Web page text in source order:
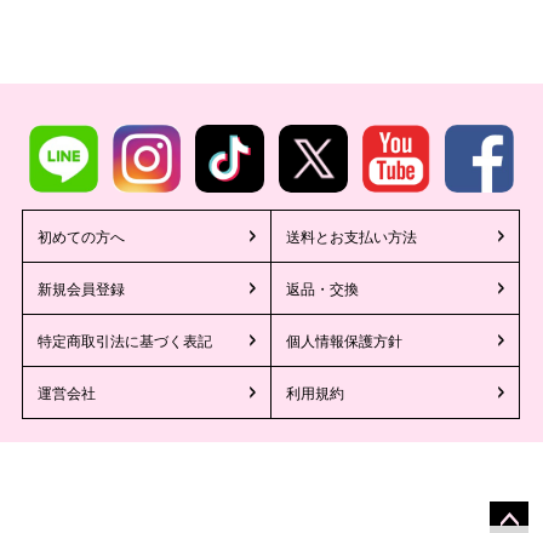
初めての方へ 送料とお支払い方法
新規会員登録 返品・交換
特定商取引法に基づく表記 個人情報保護方針
運営会社 利用規約